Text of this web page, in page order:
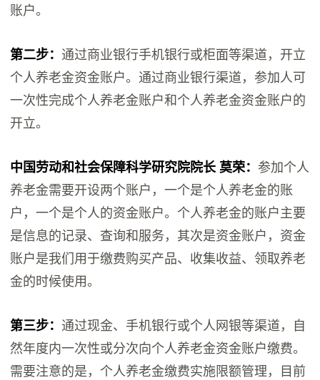
账户。
第二步：通过商业银行手机银行或柜面等渠道，开立
个人养老金资金账户。通过商业银行渠道，参加人可
一次性完成个人养老金账户和个人养老金资金账户的
开立。
中国劳动和社会保障科学研究院院长 莫荣： 参加个人
养老金需要开设两个账户，一个是个人养老金的账
户，一个是个人的资金账户。个人养老金的账户主要
是信息的记录、查询和服务，其次是资金账户，资金
账户是我们用于缴费购买产品、收集收益、领取养老
金的时候使用。
第三步：通过现金、手机银行或个人网银等渠道，自
然年度内一次性或分次向个人养老金资金账户缴费。
需要注意的是，个人养老金缴费实施限额管理，目前